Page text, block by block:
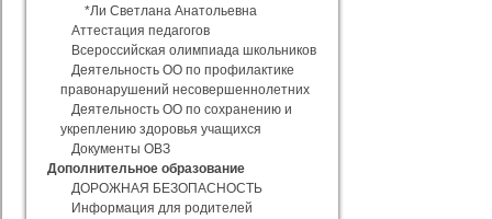
*Ли Светлана Анатольевна
Аттестация педагогов
Всероссийская олимпиада школьников
Деятельность ОО по профилактике
правонарушений несовершеннолетних
Деятельность ОО по сохранению и
укреплению здоровья учащихся
Документы ОВЗ
Дополнительное образование
ДОРОЖНАЯ БЕЗОПАСНОСТЬ
Информация для родителей